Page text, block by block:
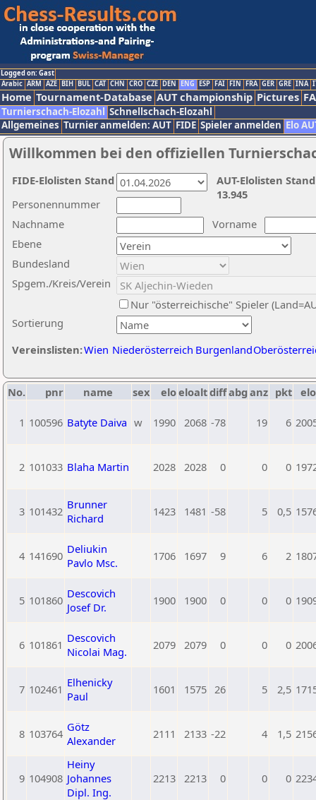
Logged on: Gast
Arabic ARM AZE BIH BUL CAT CHN CRO CZE DEN ENG ESP FAI FIN FRA GER GRE INA
Home Tournament-Database AUT championship Pictures
Turnierschach-Elozahl Schnellschach-Elozahl
Allgemeines Turnier anmelden: AUT FIDE Spieler anmelden Elo
Willkommen bei den offiziellen
Nachname
Vorname
Ebene
Sortierung
Personennummer
Bundesland
Spgem./Kreis/Verein
Nur "österreichische" Spieler
Vereinslisten:Wien Niederösterreich Burgenland
AUT-Elolisten
13.945
FIDE-Elolisten Stand
No. pnr name sex eloeloaltdiffabg anz pkt
1 100596 Batyte Daiva w 1990 2068 -78 19 6
2 101033 Blaha Martin 2028 2028 0 0 0
3 101432 Brunner
Richard
1423 1481 -58 5 0,5
4 141690 Deliukin
Pavlo Msc.
1706 1697 9 6 2
5 101860 Descovich
Josef Dr.
1900 1900 0 0 0
6 101861 Descovich
Nicolai Mag.
2079 2079 0 0 0
7 102461 Elhenicky
Paul
1601 1575 26 5 2,5
8 103764 Götz
Alexander
2111 2133 -22 4 1,5
9 104908
Heiny
Johannes
Dipl. Ing.
2213 2213 0 0 0